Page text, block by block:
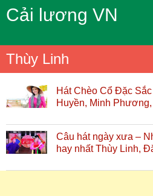
Cải lương VN
Thùy Linh
Hát Chèo Cổ Đặc
Huyền, Minh
Câu hát ngày xưa –
hay nhất Thùy Linh,